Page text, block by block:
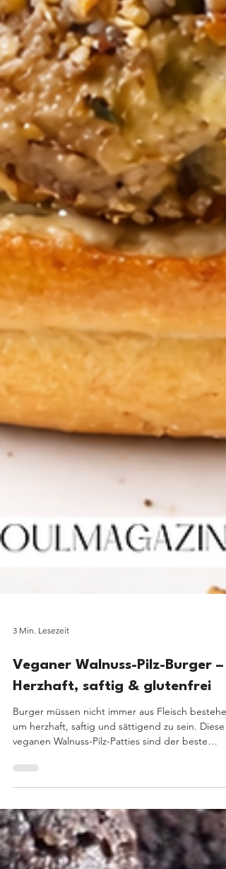
3 Min. Lesezeit
Veganer Walnuss-Pilz-Burger –
Herzhaft, saftig & glutenfrei
Burger müssen nicht immer aus Fleisch
um herzhaft, saftig und sättigend zu sein. Diese
veganen Walnuss-Pilz-Patties sind der beste
Beweis dafür. Sie überzeugen durch eine kräftige